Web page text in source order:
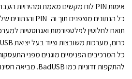
אימות PIN לוח מקשים מאמת ומהירויות העברת נתונים באתר 3.2 (3.0) גבוה.
כל הנתונים מוצפנים תוך וה- PIN והנתונים של המכשיר נותרים מוצפנים בזמן הכונן במנוחה.
תואם לחלוטין לפלטפורמות ואגנוסטיות
כרום, מערכות משובצות וציוד בעל יציאת USB מופעלת ומערכת קבצי אחסון.
כל המרכיבים הפנימיים מוגנים מפני
להתקפות זדוניות כמו BadUSB. מביאה חסינות להתקפות זדוניות כמו BadUSB..